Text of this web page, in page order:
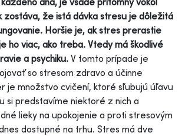
zostáva, že istá dávka stresu je dôležitá
Horšie je, ak stres prerastie
ho viac, ako treba. Vtedy má škodlivé
a psychiku. V tomto prípade je
so stresom zdravo a účinne
je množstvo cvičení, ktoré sľubujú úľavu
si predstavíme niektoré z nich a
lieky na upokojenie a proti stresovým
dostupné na trhu. Stres má dve